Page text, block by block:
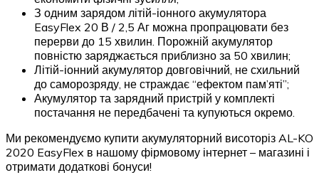
З одним зарядом літій-іонного акумулятора
EasyFlex 20 В / 2,5 Аг можна пропрацювати без
перерви до 15 хвилин. Порожній акумулятор
повністю заряджається приблизно за 50 хвилин;
Літій-іонний акумулятор довговічний, не схильний
до саморозряду, не страждає “ефектом пам’яті”;
Акумулятор та зарядний пристрій у комплекті
постачання не передбачені та купуються окремо.
Ми рекомендуємо купити акумуляторний висоторіз AL-KO
2020 EasyFlex в нашому фірмовому інтернет – магазині і
отримати додаткові бонуси!